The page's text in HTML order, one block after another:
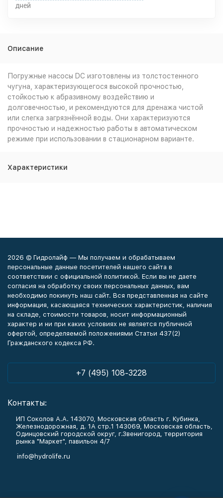
дней
Описание
Погружные насосы DC изготовлены из толстостенного
чугуна, характеризующегося высокой прочностью,
стойкостью к абразивному воздействию и
долговечностью, и рекомендуются для дренажа чистой
или слегка загрязнённой воды. Они характеризуются
прочностью и надежностью работы в автоматическом
режиме при использовании в стационарном варианте.
Характеристики
2026 © Гидролайф — Мы получаем и обрабатываем
персональные данные посетителей нашего сайта в
соответствии с официальной политикой. Если вы не даете
согласия на обработку своих персональных данных, вам
необходимо покинуть наш сайт. Вся представленная на сайте
информация, касающаяся технических характеристик, наличия
на складе, стоимости товаров, носит информационный
характер и ни при каких условиях не является публичной
офертой, определяемой положениями Статьи 437(2)
Гражданского кодекса РФ.
+7 (495) 108-3228
Контакты:
ИП Соколов А.А. 143070, Московская область г. Кубинка,
Железнодорожная, д. 1А стр.1 143069, Московская область,
Одинцовский городской округ, г.Звенигород, территория
рынка "Маркет", павильон 4/7
info@hydrolife.ru